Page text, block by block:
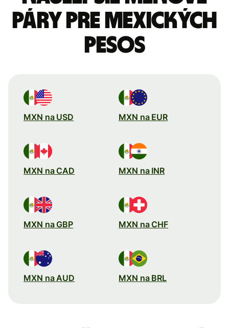
páry pre Mexických
pesos
MXN na USD MXN na EUR
MXN na CAD MXN na INR
MXN na GBP MXN na CHF
MXN na AUD MXN na BRL